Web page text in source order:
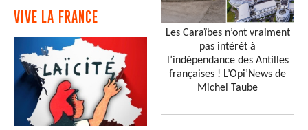
VIVE LA FRANCE
Les Caraïbes n’ont vraiment
pas intérêt à
l’indépendance des Antilles
françaises ! L’Opi’News de
Michel Taube